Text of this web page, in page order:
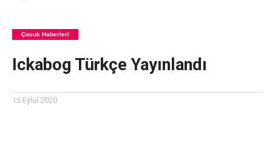
Çocuk Haberleri
Ickabog Türkçe Yayınlandı
15 Eylül 2020